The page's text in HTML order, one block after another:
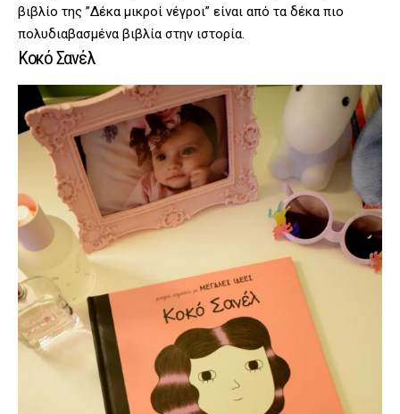
βιβλίο της ”Δέκα μικροί νέγροι” είναι από τα δέκα πιο
πολυδιαβασμένα βιβλία στην ιστορία.
Κοκό Σανέλ